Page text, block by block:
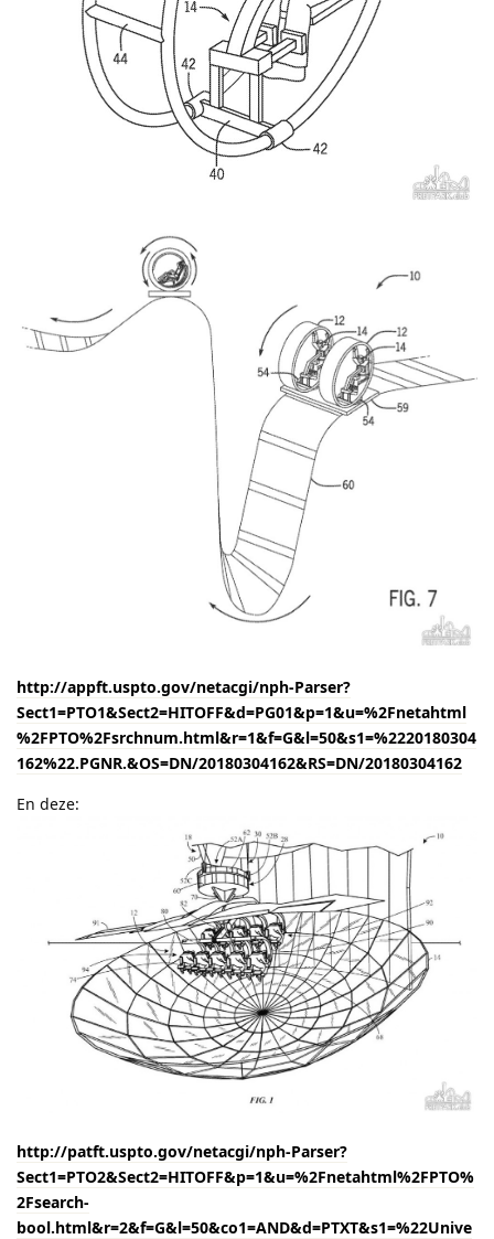
http://appft.uspto.gov/netacgi/nph-Parser?
Sect1=PTO1&Sect2=HITOFF&d=PG01&p=1&u=%2Fnetahtml
%2FPTO%2Fsrchnum.html&r=1&f=G&l=50&s1=%2220180304
162%22.PGNR.&OS=DN/20180304162&RS=DN/20180304162
En deze:
http://patft.uspto.gov/netacgi/nph-Parser?
Sect1=PTO2&Sect2=HITOFF&p=1&u=%2Fnetahtml%2FPTO%
2Fsearch-
bool.html&r=2&f=G&l=50&co1=AND&d=PTXT&s1=%22Unive